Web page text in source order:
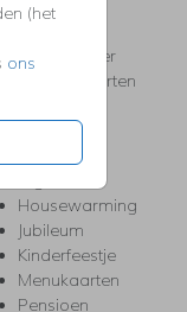
(het
onsBabyshower
Bedankkaarten
Doopsel
Geslaagd
Housewarming
Jubileum
Kinderfeestje
Menukaarten
Pensioen